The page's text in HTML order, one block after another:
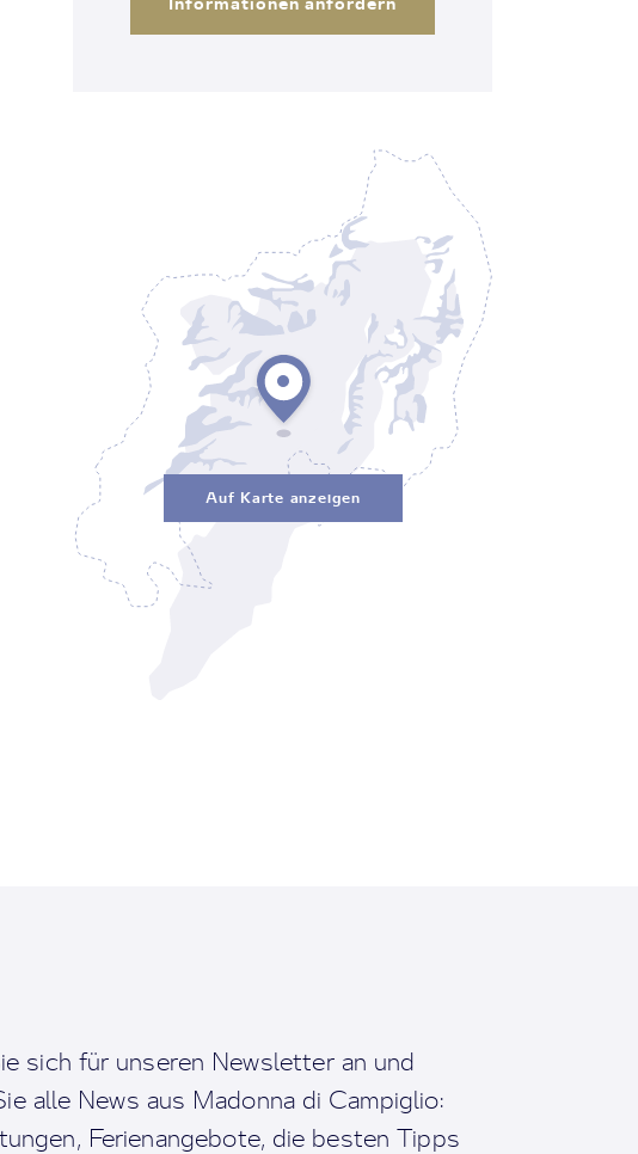
Auf Karte anzeigen
sich für unseren Newsletter an und
alle News aus Madonna di Campiglio:
Ferienangebote, die besten Tipps